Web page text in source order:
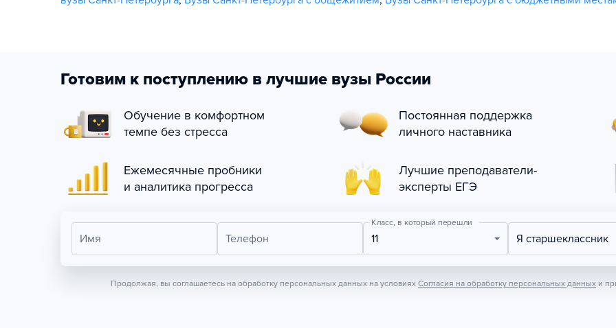
Готовим к поступлению в лучшие вузы России
Обучение в комфортном
темпе без стресса
Постоянная поддержка
личного наставника
Ежемесячные пробники
и аналитика прогресса
Лучшие преподаватели-
эксперты ЕГЭ
Имя Телефон
Класс, в который перешли
11 Я старшеклассник
Продолжая, вы соглашаетесь на обработку персональных данных на условиях Согласия на обработку персональных данных и